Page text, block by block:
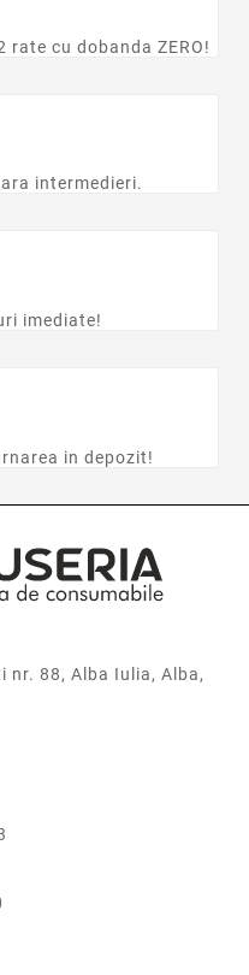
rate cu dobanda ZERO!
intermedieri.
imediate!
in depozit!
nr. 88, Alba Iulia, Alba,